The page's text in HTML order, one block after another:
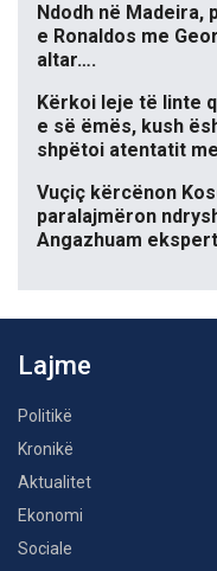
Ndodh në Madeira,
e Ronaldos me
altar….
Kërkoi leje të linte
e së ëmës, kush
shpëtoi atentatit
Vuçiç kërcënon
paralajmëron
Angazhuam
Lajme
Politikë
Kronikë
Aktualitet
Ekonomi
Sociale